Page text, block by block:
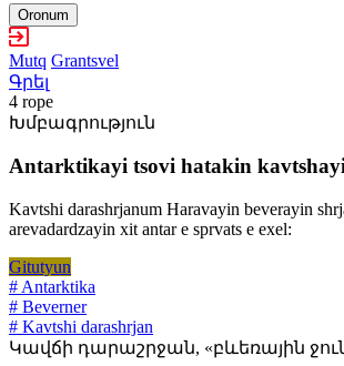
Oronum
Mutq Grantsvel
Գրել
4 rope
Խմբագրություն
Antarktikayi tsovi hatakin
Kavtshi darashrjanum Haravayin beverayin
arevadardzayin xit antar e sprvats e exel:
Gitutyun
# Antarktika
# Beverner
# Kavtshi darashrjan
Կավճի դարաշրջան, «բևեռային